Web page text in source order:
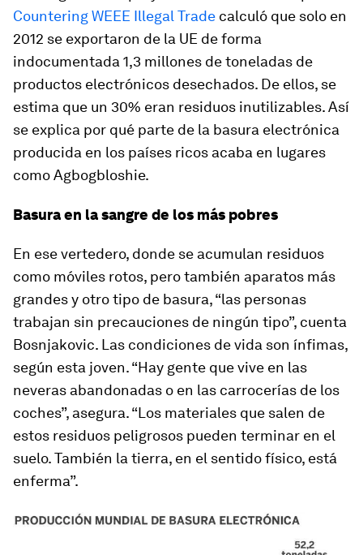
Countering WEEE Illegal Trade calculó que solo en
2012 se exportaron de la UE de forma
indocumentada 1,3 millones de toneladas de
productos electrónicos desechados. De ellos, se
estima que un 30% eran residuos inutilizables. Así
se explica por qué parte de la basura electrónica
producida en los países ricos acaba en lugares
como Agbogbloshie.
Basura en la sangre de los más pobres
En ese vertedero, donde se acumulan residuos
como móviles rotos, pero también aparatos más
grandes y otro tipo de basura, “las personas
trabajan sin precauciones de ningún tipo”, cuenta
Bosnjakovic. Las condiciones de vida son ínfimas,
según esta joven. “Hay gente que vive en las
neveras abandonadas o en las carrocerías de los
coches”, asegura. “Los materiales que salen de
estos residuos peligrosos pueden terminar en el
suelo. También la tierra, en el sentido físico, está
enferma”.